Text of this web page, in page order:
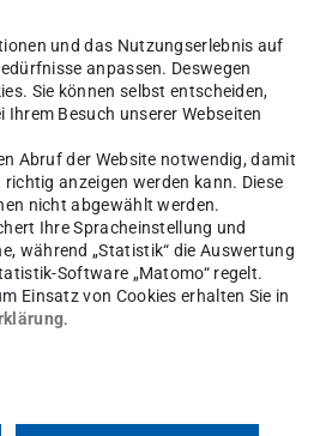
und das Nutzungserlebnis auf
anpassen. Deswegen
Sie können selbst entscheiden,
Ihrem Besuch unserer Webseiten
Abruf der Website notwendig, damit
anzeigen werden kann. Diese
nicht abgewählt werden.
Ihre Spracheinstellung und
während „Statistik“ die Auswertung
Software „Matomo“ regelt.
Einsatz von Cookies erhalten Sie in
.